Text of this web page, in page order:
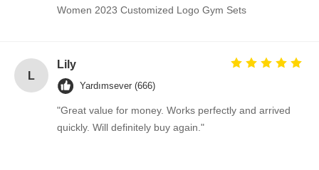
Women 2023 Customized Logo Gym Sets
L
Lily
Yardımsever (666)
"Great value for money. Works perfectly and arrived
quickly. Will definitely buy again."